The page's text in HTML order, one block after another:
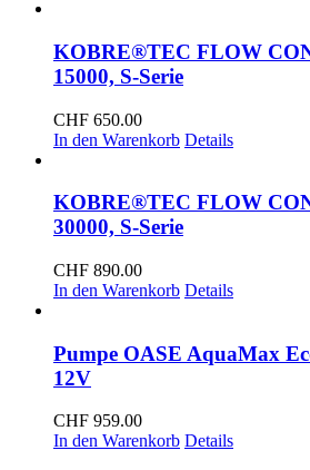
KOBRE®TEC FLOW
15000, S-Serie
CHF 650.00
In den Warenkorb Details
KOBRE®TEC FLOW
30000, S-Serie
CHF 890.00
In den Warenkorb Details
Pumpe OASE AquaMax
12V
CHF 959.00
In den Warenkorb Details